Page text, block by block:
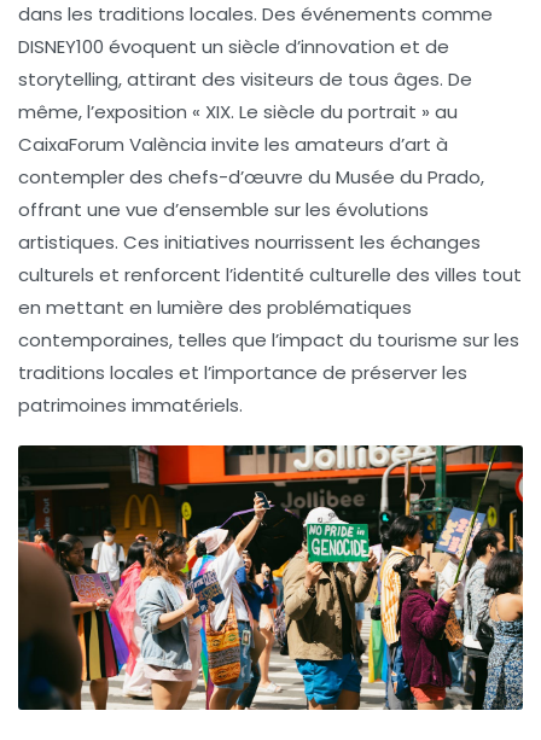
dans les traditions locales. Des événements comme
DISNEY100 évoquent un siècle d’innovation et de
storytelling, attirant des visiteurs de tous âges. De
même, l’exposition « XIX. Le siècle du portrait » au
CaixaForum València invite les amateurs d’art à
contempler des chefs-d’œuvre du Musée du Prado,
offrant une vue d’ensemble sur les évolutions
artistiques. Ces initiatives nourrissent les échanges
culturels et renforcent l’identité culturelle des villes tout
en mettant en lumière des problématiques
contemporaines, telles que l’impact du tourisme sur les
traditions locales et l’importance de préserver les
patrimoines immatériels.